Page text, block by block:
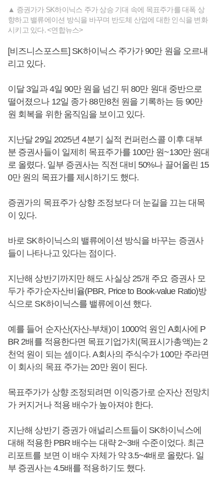
▲ 증권가가 SK하이닉스 주가 상승 기대 속에 목표주가를 대폭 상
향하고 밸류에이션 방식을 바꾸며 반도체 산업에 대한 인식을 변화
시키고 있다. <연합뉴스>
[비즈니스포스트] SK하이닉스 주가가 90만 원을 오르내
리고 있다.
이달 3일과 4일 90만 원을 넘긴 뒤 80만 원대 중반으로
떨어졌으나 12일 종가 88만8천 원을 기록하는 등 90만
원 회복을 위한 움직임을 보이고 있다.
지난달 29일 2025년 4분기 실적 컨퍼런스콜 이후 대부
분 증권사들이 일제히 목표주가를 100만 원~130만 원대
로 올렸다. 일부 증권사는 직전 대비 50%나 끌어올린 15
0만 원의 목표가를 제시하기도 했다.
증권가의 목표주가 상향 조정보다 더 눈길을 끄는 대목
이 있다.
바로 SK하이닉스의 밸류에이션 방식을 바꾸는 증권사
들이 나타나고 있다는 점이다.
지난해 상반기까지만 해도 사실상 25개 주요 증권사 모
두가 주가순자산비율(PBR, Price to Book-value Ratio)방
식으로 SK하이닉스를 밸류에이션 했다.
예를 들어 순자산(자산-부채)이 1000억 원인 A회사에 P
BR 2배를 적용한다면 목표기업가치(목표시가총액)는 2
천억 원이 되는 셈이다. A회사의 주식수가 100만 주라면
이 회사의 목표 주가는 20만 원이 된다.
목표주가가 상향 조정되려면 이익증가로 순자산 전망치
가 커지거나 적용 배수가 높아져야 한다.
지난해 상반기 증권가 애널리스트들이 SK하이닉스에
대해 적용한 PBR 배수는 대략 2~3배 수준이었다. 최근
리포트를 보면 이 배수 자체가 약 3.5~4배로 올랐다. 일
부 증권사는 4.5배를 적용하기도 했다.